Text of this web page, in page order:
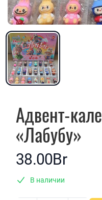
Адвент-
«Лабубу»
38.00Br
В наличии